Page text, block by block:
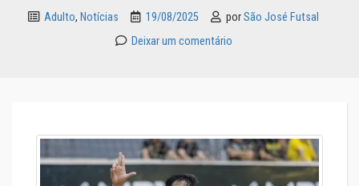
Adulto, Notícias 19/08/2025 porSão José Futsal
Deixar um comentário